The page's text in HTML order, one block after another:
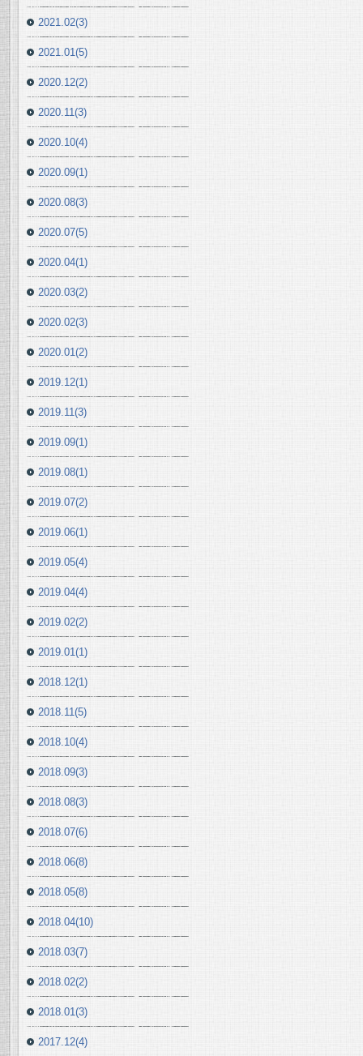
2021.02(3)
2021.01(5)
2020.12(2)
2020.11(3)
2020.10(4)
2020.09(1)
2020.08(3)
2020.07(5)
2020.04(1)
2020.03(2)
2020.02(3)
2020.01(2)
2019.12(1)
2019.11(3)
2019.09(1)
2019.08(1)
2019.07(2)
2019.06(1)
2019.05(4)
2019.04(4)
2019.02(2)
2019.01(1)
2018.12(1)
2018.11(5)
2018.10(4)
2018.09(3)
2018.08(3)
2018.07(6)
2018.06(8)
2018.05(8)
2018.04(10)
2018.03(7)
2018.02(2)
2018.01(3)
2017.12(4)